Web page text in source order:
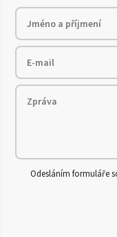
Odesláním formuláře